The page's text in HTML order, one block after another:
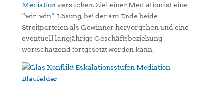
Mediation versuchen. Ziel einer Mediation ist eine
“win-win”-Lösung, bei der am Ende beide
Streitparteien als Gewinner hervorgehen und eine
eventuell langjährige Geschäftsbeziehung
wertschätzend fortgesetzt werden kann.